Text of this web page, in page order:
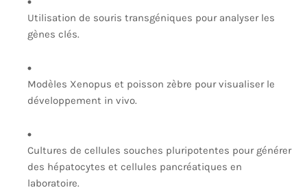
Utilisation de souris transgéniques pour analyser les
gènes clés.
Modèles Xenopus et poisson zèbre pour visualiser le
développement in vivo.
Cultures de cellules souches pluripotentes pour générer
des hépatocytes et cellules pancréatiques en
laboratoire.